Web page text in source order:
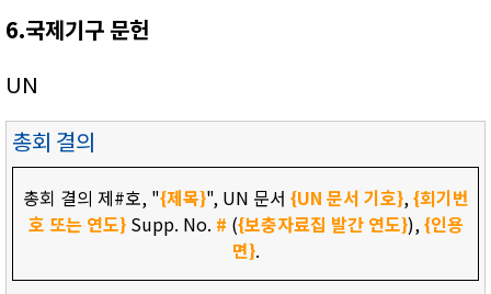
6.국제기구 문헌
UN
총회 결의
총회 결의 제#호, "{제목}", UN 문서 {UN 문서 기호},{회기번
호 또는 연도}Supp. No. # ({보충자료집 발간 연도}),{인용
면}.